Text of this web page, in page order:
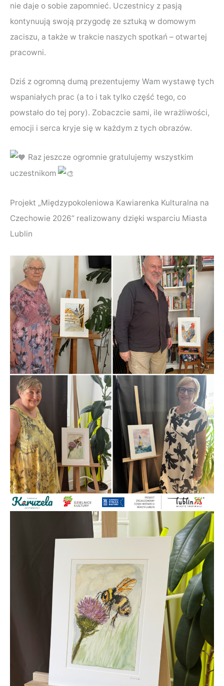
nie daje o sobie zapomnieć. Uczestnicy z pasją
kontynuują swoją przygodę ze sztuką w domowym
zaciszu, a także w trakcie naszych spotkań – otwartej
pracowni.
Dziś z ogromną dumą prezentujemy Wam wystawę tych
wspaniałych prac (a to i tak tylko część tego, co
powstało do tej pory). Zobaczcie sami, ile wrażliwości,
emocji i serca kryje się w każdym z tych obrazów.
Raz jeszcze ogromnie gratulujemy wszystkim
uczestnikom
Projekt „Międzypokoleniowa Kawiarenka Kulturalna na
Czechowie 2026” realizowany dzięki wsparciu Miasta
Lublin